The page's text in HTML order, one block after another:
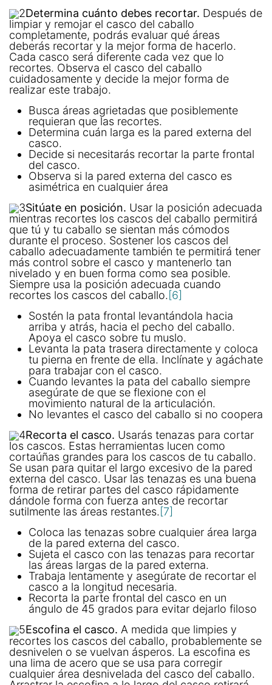
2Determina cuánto debes recortar. Después de
limpiar y remojar el casco del caballo
completamente, podrás evaluar qué áreas
deberás recortar y la mejor forma de hacerlo.
Cada casco será diferente cada vez que lo
recortes. Observa el casco del caballo
cuidadosamente y decide la mejor forma de
realizar este trabajo.
Busca áreas agrietadas que posiblemente
requieran que las recortes.
Determina cuán larga es la pared externa del
casco.
Decide si necesitarás recortar la parte frontal
del casco.
Observa si la pared externa del casco es
asimétrica en cualquier área
3Sitúate en posición. Usar la posición adecuada
mientras recortes los cascos del caballo permitirá
que tú y tu caballo se sientan más cómodos
durante el proceso. Sostener los cascos del
caballo adecuadamente también te permitirá tener
más control sobre el casco y mantenerlo tan
nivelado y en buen forma como sea posible.
Siempre usa la posición adecuada cuando
recortes los cascos del caballo.[6]
Sostén la pata frontal levantándola hacia
arriba y atrás, hacia el pecho del caballo.
Apoya el casco sobre tu muslo.
Levanta la pata trasera directamente y coloca
tu pierna en frente de ella. Inclínate y agáchate
para trabajar con el casco.
Cuando levantes la pata del caballo siempre
asegúrate de que se flexione con el
movimiento natural de la articulación.
No levantes el casco del caballo si no coopera
4Recorta el casco. Usarás tenazas para cortar
los cascos. Estas herramientas lucen como
cortaúñas grandes para los cascos de tu caballo.
Se usan para quitar el largo excesivo de la pared
externa del casco. Usar las tenazas es una buena
forma de retirar partes del casco rápidamente
dándole forma con fuerza antes de recortar
sutilmente las áreas restantes.[7]
Coloca las tenazas sobre cualquier área larga
de la pared externa del casco.
Sujeta el casco con las tenazas para recortar
las áreas largas de la pared externa.
Trabaja lentamente y asegúrate de recortar el
casco a la longitud necesaria.
Recorta la parte frontal del casco en un
ángulo de 45 grados para evitar dejarlo filoso
5Escofina el casco. A medida que limpies y
recortes los cascos del caballo, probablemente se
desnivelen o se vuelvan ásperos. La escofina es
una lima de acero que se usa para corregir
cualquier área desnivelada del casco del caballo.